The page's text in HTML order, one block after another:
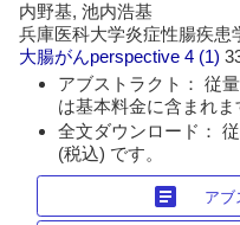
内野基, 池内浩基
兵庫医科大学炎症性腸疾患
大腸がんperspective 4 (1)
アブストラクト： 従
は基本料金に含まれま
全文ダウンロード：
(税込) です。
article アブ